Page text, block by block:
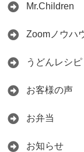
Mr.Children
Zoomノウハ
うどんレシピ
お客様の声
お弁当
お知らせ